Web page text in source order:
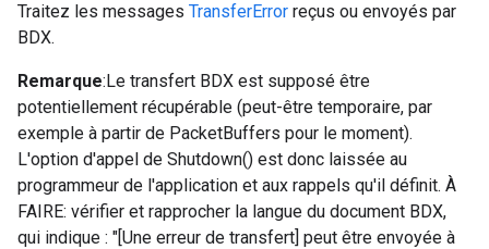
Traitez les messages TransferError reçus ou envoyés par
BDX.
Remarque:Le transfert BDX est supposé être
potentiellement récupérable (peut-être temporaire, par
exemple à partir de PacketBuffers pour le moment).
L'option d'appel de Shutdown() est donc laissée au
programmeur de l'application et aux rappels qu'il définit. À
FAIRE: vérifier et rapprocher la langue du document BDX,
qui indique : "[Une erreur de transfert] peut être envoyée à